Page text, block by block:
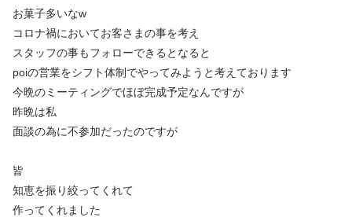
お菓子多いなw
コロナ禍においてお客さまの事を考え
スタッフの事もフォローできるとなると
poiの営業をシフト体制でやってみようと考えております
今晩のミーティングでほぼ完成予定なんですが
昨晩は私
面談の為に不参加だったのですが
皆
知恵を振り絞ってくれて
作ってくれました